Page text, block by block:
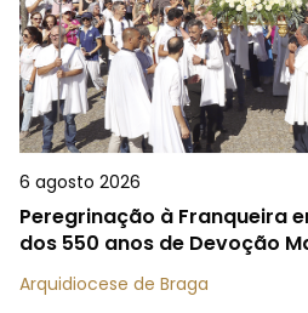
6 agosto 2026
Peregrinação à Franqueira
dos 550 anos de Devoção
Arquidiocese de Braga